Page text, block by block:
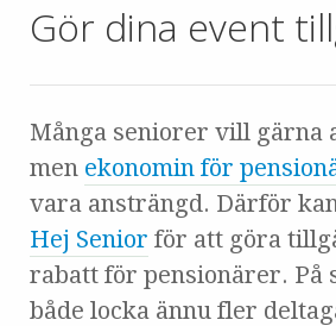
Gör dina event
Många seniorer vill gärna
men ekonomin för
vara ansträngd. Därför
Hej Senior för att göra
rabatt för pensionärer. På
både locka ännu fler